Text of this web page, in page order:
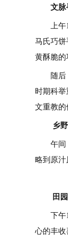
文脉
上
马氏巧饼
黄酥脆的
随
时期科
文重教的
乡
午间
略到原汁
田
下午
心的丰收